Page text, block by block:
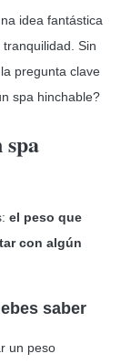
idea fantástica
Sin
pregunta clave
spa hinchable?
el peso que
con algún
saber
un peso